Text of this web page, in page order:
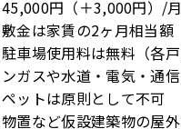
45,000円（＋3,000円）/月
敷金は家賃の2ヶ月相当額
駐車場使用料は無料（各
ンガスや水道・電気・通
ペットは原則として不可
物置など仮設建築物の屋